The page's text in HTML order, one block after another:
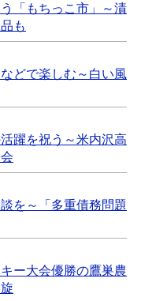
「もちっこ市」～漬
も
どで楽しむ～白い風
躍を祝う～米内沢高
を～「多重債務問題
ー大会優勝の鷹巣農